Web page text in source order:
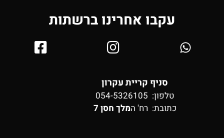
עקבו אחרינו ברשתות
סניף קריית עקרון
טלפון: 054-5326105
כתובת: רח' המלך חסן 7